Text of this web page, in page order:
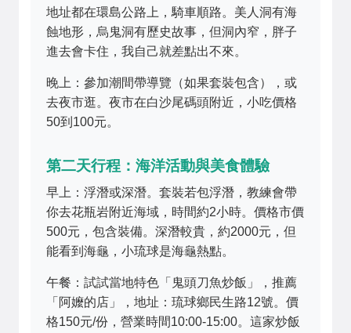
地址都在環島公路上，騎車順路。美人洞有海
蝕地形，烏鬼洞有歷史故事，但洞內窄，胖子
進去會卡住，我自己就差點出不來。
晚上：參加潮間帶導覽（如果套裝包含），或
去夜市逛。夜市在白沙尾碼頭附近，小吃價格
50到100元。
第二天行程：海洋活動與美食體驗
早上：浮潛或深潛。套裝若包浮潛，教練會帶
你去花瓶岩附近海域，時間約2小時。價格市價
500元，包含裝備。深潛較貴，約2000元，但
能看到海龜，小琉球是海龜熱點。
午餐：試試當地特色「鬼頭刀魚炒飯」，推薦
「阿嬤的店」，地址：琉球鄉民生路12號。價
格150元/份，營業時間10:00-15:00。這家炒飯